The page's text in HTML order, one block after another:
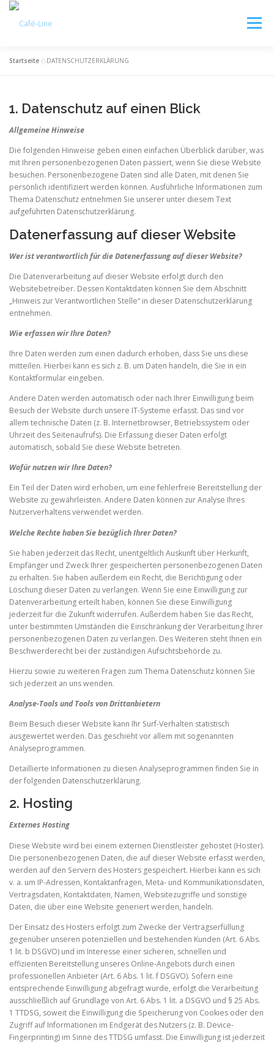
Zum
springen
Menü
WARTUNG ZUBEHÖR KONTAKT
Startseite »DATENSCHUTZERKLÄRUNG
1. Datenschutz auf einen Blick
Allgemeine Hinweise
Die folgenden Hinweise geben einen einfachen Überblick darüber, was
mit Ihren personenbezogenen Daten passiert, wenn Sie diese Website
besuchen. Personenbezogene Daten sind alle Daten, mit denen Sie
persönlich identifiziert werden können. Ausführliche Informationen zum
Thema Datenschutz entnehmen Sie unserer unter diesem Text
aufgeführten Datenschutzerklärung.
Datenerfassung auf dieser Website
Wer ist verantwortlich für die Datenerfassung auf dieser Website?
Die Datenverarbeitung auf dieser Website erfolgt durch den
Websitebetreiber. Dessen Kontaktdaten können Sie dem Abschnitt
„Hinweis zur Verantwortlichen Stelle“ in dieser Datenschutzerklärung
entnehmen.
Wie erfassen wir Ihre Daten?
Ihre Daten werden zum einen dadurch erhoben, dass Sie uns diese
mitteilen. Hierbei kann es sich z. B. um Daten handeln, die Sie in ein
Kontaktformular eingeben.
Andere Daten werden automatisch oder nach Ihrer Einwilligung beim
Besuch der Website durch unsere IT-Systeme erfasst. Das sind vor
allem technische Daten (z. B. Internetbrowser, Betriebssystem oder
Uhrzeit des Seitenaufrufs). Die Erfassung dieser Daten erfolgt
automatisch, sobald Sie diese Website betreten.
Wofür nutzen wir Ihre Daten?
Ein Teil der Daten wird erhoben, um eine fehlerfreie Bereitstellung der
Website zu gewährleisten. Andere Daten können zur Analyse Ihres
Nutzerverhaltens verwendet werden.
Welche Rechte haben Sie bezüglich Ihrer Daten?
Sie haben jederzeit das Recht, unentgeltlich Auskunft über Herkunft,
Empfänger und Zweck Ihrer gespeicherten personenbezogenen Daten
zu erhalten. Sie haben außerdem ein Recht, die Berichtigung oder
Löschung dieser Daten zu verlangen. Wenn Sie eine Einwilligung zur
Datenverarbeitung erteilt haben, können Sie diese Einwilligung
jederzeit für die Zukunft widerrufen. Außerdem haben Sie das Recht,
unter bestimmten Umständen die Einschränkung der Verarbeitung Ihrer
personenbezogenen Daten zu verlangen. Des Weiteren steht Ihnen ein
Beschwerderecht bei der zuständigen Aufsichtsbehörde zu.
Hierzu sowie zu weiteren Fragen zum Thema Datenschutz können Sie
sich jederzeit an uns wenden.
Analyse-Tools und Tools von Dritt­anbietern
Beim Besuch dieser Website kann Ihr Surf-Verhalten statistisch
ausgewertet werden. Das geschieht vor allem mit sogenannten
Analyseprogrammen.
Detaillierte Informationen zu diesen Analyseprogrammen finden Sie in
der folgenden Datenschutzerklärung.
2. Hosting
Externes Hosting
Diese Website wird bei einem externen Dienstleister gehostet (Hoster).
Die personenbezogenen Daten, die auf dieser Website erfasst werden,
werden auf den Servern des Hosters gespeichert. Hierbei kann es sich
v. a. um IP-Adressen, Kontaktanfragen, Meta- und Kommunikationsdaten,
Vertragsdaten, Kontaktdaten, Namen, Websitezugriffe und sonstige
Daten, die über eine Website generiert werden, handeln.
Der Einsatz des Hosters erfolgt zum Zwecke der Vertragserfüllung
gegenüber unseren potenziellen und bestehenden Kunden (Art. 6 Abs.
1 lit. b DSGVO) und im Interesse einer sicheren, schnellen und
effizienten Bereitstellung unseres Online-Angebots durch einen
professionellen Anbieter (Art. 6 Abs. 1 lit. f DSGVO). Sofern eine
entsprechende Einwilligung abgefragt wurde, erfolgt die Verarbeitung
ausschließlich auf Grundlage von Art. 6 Abs. 1 lit. a DSGVO und § 25 Abs.
1 TTDSG, soweit die Einwilligung die Speicherung von Cookies oder den
Zugriff auf Informationen im Endgerät des Nutzers (z. B. Device-
Fingerprinting) im Sinne des TTDSG umfasst. Die Einwilligung ist jederzeit